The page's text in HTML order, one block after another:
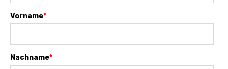
Vorname*
Nachname*